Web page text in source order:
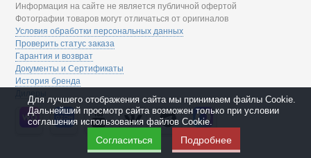
Информация на сайте не является публичной офертой
Фотографии товаров могут отличаться от оригиналов
Условия обработки персональных данных
Проверить статус заказа
Гарантия и возврат
Документы и Сертификаты
История бренда
Дилеры
Для лучшего отображения сайта мы принимаем файлы Cookie.
Дальнейший просмотр сайта возможен только при условии
соглашения использования файлов Cookie.
Согласиться Подробнее